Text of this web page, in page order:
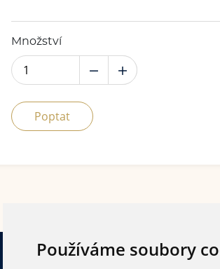
Používáme soubory
Množství
Poptat